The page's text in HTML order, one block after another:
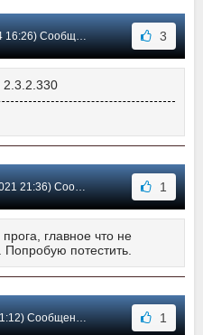
Сообщение #10 3
2.3.2.330
Сообщение #9 1
главное что не
Попробую потестить.
Сообщение #8 1